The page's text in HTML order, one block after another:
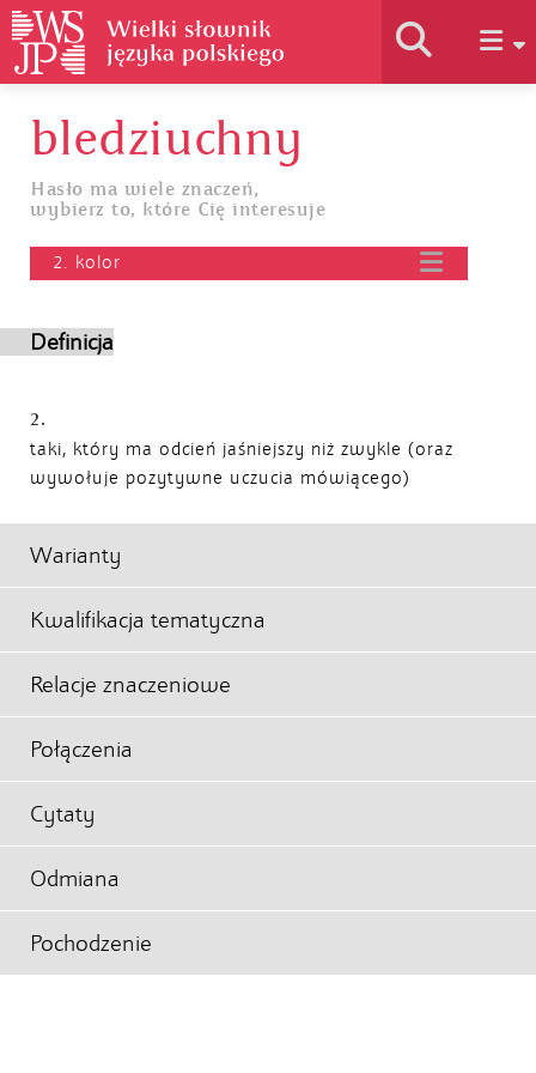
Historia słownika
Jak korzystać
bledziuchny
Hasło ma wiele znaczeń,
wybierz to, które Cię interesuje
2. kolor
Definicja
2.
taki, który ma odcień jaśniejszy niż zwykle (oraz
wywołuje pozytywne uczucia mówiącego)
Warianty
Kwalifikacja tematyczna
Relacje znaczeniowe
Połączenia
Cytaty
Odmiana
Pochodzenie